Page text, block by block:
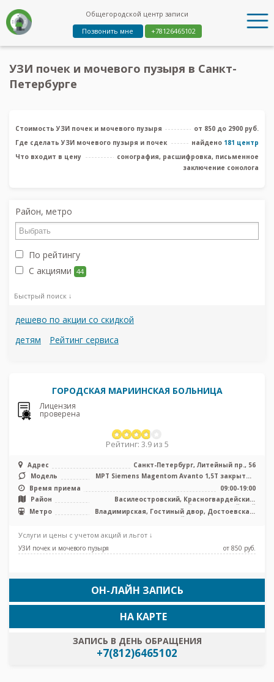
Общегородской центр записи
Позвонить мне
+78126465102
УЗИ почек и мочевого пузыря в Санкт-
Петербурге
Стоимость УЗИ почек и мочевого пузыря
от 850 до 2900 руб.
Где сделать УЗИ мочевого пузыря и почек
найдено 181 центр
Что входит в цену
сонография, расшифровка, письменное
заключение сонолога
Район, метро
По рейтингу
С акциями 44
Быстрый поиск ↓
дешево по акции со скидкой
детям
Рейтинг сервиса
ГОРОДСКАЯ МАРИИНСКАЯ БОЛЬНИЦА
Лицензия
проверена
Рейтинг: 3.9 из 5
Адрес
Санкт-Петербург, Литейный пр., 56
Модель
МРТ Siemens Magentom Avanto 1,5Т закрытый
тип, МРТ Philips Ingenia 3.0 ...
Время приема
09:00-19:00
Район
Василеостровский, Красногвардейский,
Центральный, Адмиралтейский
Метро
Владимирская, Гостиный двор, Достоевская,
Маяковская, Невский проспект, Площадь
Услуги и цены с учетом акций и льгот ↓
УЗИ почек и мочевого пузыря от 850 pуб.
ОН-ЛАЙН ЗАПИСЬ
ЗАПИСЬ В ДЕНЬ ОБРАЩЕНИЯ
+7(812)6465102
НА КАРТЕ